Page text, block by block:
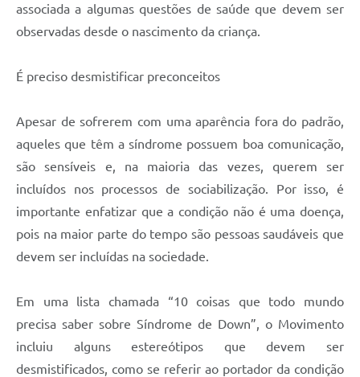
associada a algumas questões de saúde que devem ser
observadas desde o nascimento da criança.
É preciso desmistificar preconceitos
Apesar de sofrerem com uma aparência fora do padrão,
aqueles que têm a síndrome possuem boa comunicação,
são sensíveis e, na maioria das vezes, querem ser
incluídos nos processos de sociabilização. Por isso, é
importante enfatizar que a condição não é uma doença,
pois na maior parte do tempo são pessoas saudáveis que
devem ser incluídas na sociedade.
Em uma lista chamada “10 coisas que todo mundo
precisa saber sobre Síndrome de Down”, o Movimento
incluiu alguns estereótipos que devem ser
desmistificados, como se referir ao portador da condição